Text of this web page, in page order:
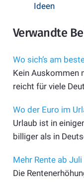
Ideen
Verwandte
Wo sich‘s am
Kein Auskommen
reicht für viele
Wo der Euro im
Urlaub ist in
billiger als in
Mehr Rente ab
Die